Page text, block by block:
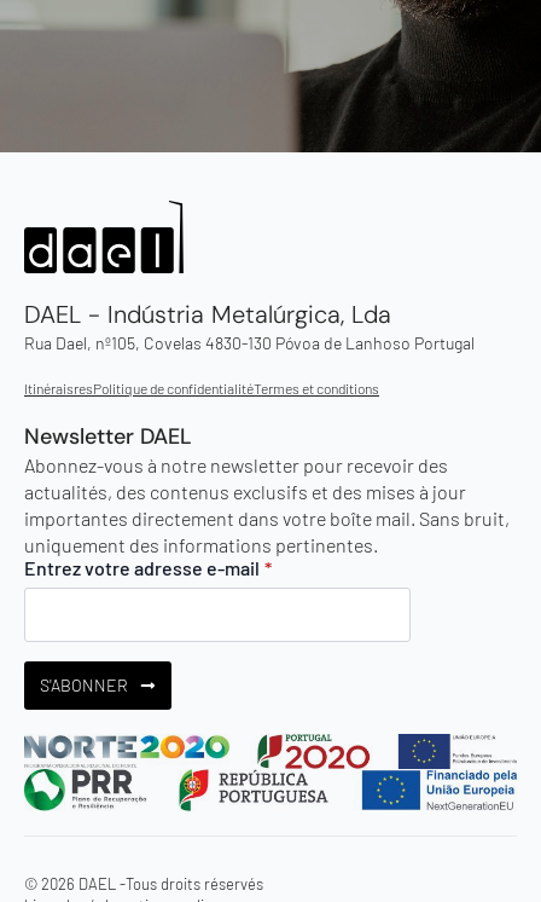
DAEL - Indústria Metalúrgica, Lda
Rua Dael, nº105, Covelas 4830-130 Póvoa de Lanhoso Portugal
ItinéraisresPolitique de confidentialitéTermes et conditions
Newsletter DAEL
Abonnez-vous à notre newsletter pour recevoir des
actualités, des contenus exclusifs et des mises à jour
importantes directement dans votre boîte mail. Sans bruit,
uniquement des informations pertinentes.
Entrez votre adresse e-mail *
S'ABONNER
© 2026 DAEL -Tous droits réservés